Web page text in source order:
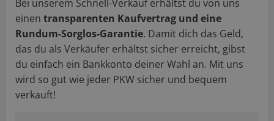
Bei unserem Schnell-Verkauf erhältst du von uns
einen transparenten Kaufvertrag und eine
Rundum-Sorglos-Garantie. Damit dich das Geld,
das du als Verkäufer erhältst sicher erreicht, gibst
du einfach ein Bankkonto deiner Wahl an. Mit uns
wird so gut wie jeder PKW sicher und bequem
verkauft!